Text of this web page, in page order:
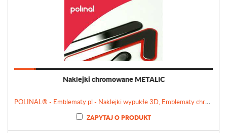
Naklejki chromowane METALIC
POLINAL® - Emblematy.pl - Naklejki wypukłe 3D, Emblematy chromowane, Tabliczki, Etykiety
ZAPYTAJ O PRODUKT